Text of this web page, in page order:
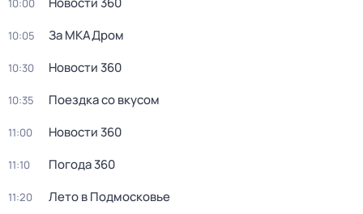
10:00
10:05 За МКАДром
10:30 Новости 360
10:35 Поездка со вкусом
11:00 Новости 360
11:10 Погода 360
11:20 Лето в Подмосковье